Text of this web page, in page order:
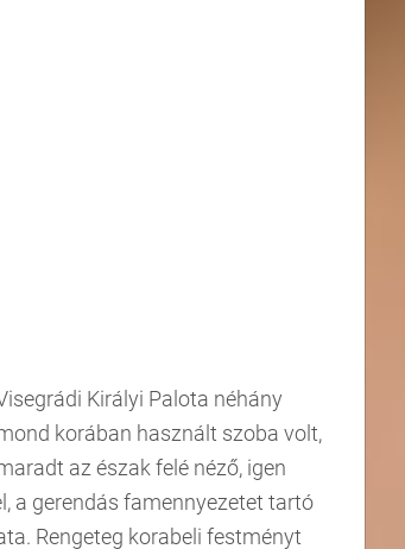
Királyi Palota néhány
korában használt szoba volt,
az észak felé néző, igen
a gerendás famennyezetet tartó
Rengeteg korabeli festményt